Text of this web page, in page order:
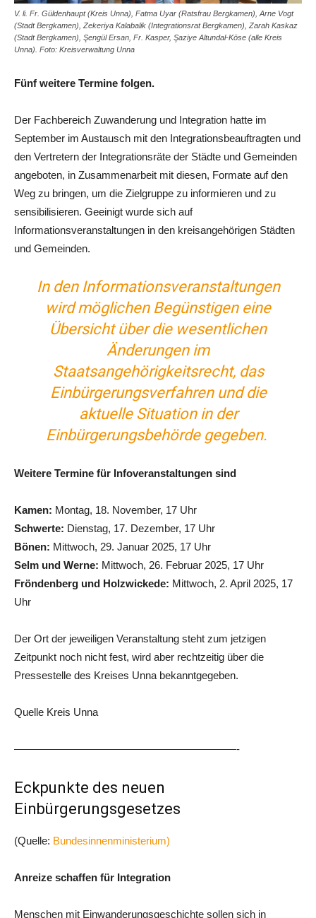
V. li. Fr. Güldenhaupt (Kreis Unna), Fatma Uyar (Ratsfrau Bergkamen), Arne Vogt
(Stadt Bergkamen), Zekeriya Kalabalik (Integrationsrat Bergkamen), Zarah Kaskaz
(Stadt Bergkamen), Şengül Ersan, Fr. Kasper, Şaziye Altundal-Köse (alle Kreis
Unna). Foto: Kreisverwaltung Unna
Fünf weitere Termine folgen.
Der Fachbereich Zuwanderung und Integration hatte im
September im Austausch mit den Integrationsbeauftragten und
den Vertretern der Integrationsräte der Städte und Gemeinden
angeboten, in Zusammenarbeit mit diesen, Formate auf den
Weg zu bringen, um die Zielgruppe zu informieren und zu
sensibilisieren. Geeinigt wurde sich auf
Informationsveranstaltungen in den kreisangehörigen Städten
und Gemeinden.
In den Informationsveranstaltungen
wird möglichen Begünstigen eine
Übersicht über die wesentlichen
Änderungen im
Staatsangehörigkeitsrecht, das
Einbürgerungsverfahren und die
aktuelle Situation in der
Einbürgerungsbehörde gegeben.
Weitere Termine für Infoveranstaltungen sind
Kamen: Montag, 18. November, 17 Uhr
Schwerte: Dienstag, 17. Dezember, 17 Uhr
Bönen: Mittwoch, 29. Januar 2025, 17 Uhr
Selm und Werne: Mittwoch, 26. Februar 2025, 17 Uhr
Fröndenberg und Holzwickede: Mittwoch, 2. April 2025, 17
Uhr
Der Ort der jeweiligen Veranstaltung steht zum jetzigen
Zeitpunkt noch nicht fest, wird aber rechtzeitig über die
Pressestelle des Kreises Unna bekanntgegeben.
Quelle Kreis Unna
—————————————————————-
Eckpunkte des neuen
Einbürgerungsgesetzes
(Quelle: Bundesinnenministerium)
Anreize schaffen für Integration
Menschen mit Einwanderungsgeschichte sollen sich in